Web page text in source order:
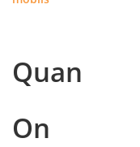
Quan
On